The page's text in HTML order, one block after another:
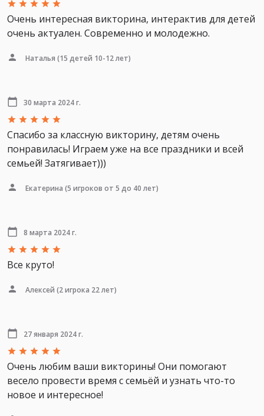
Очень интересная викторина, интерактив для детей
очень актуален. Современно и молодежно.
Наталья (15 детей 10-12 лет)
30 марта 2024 г.
Спасибо за классную викторину, детям очень
понравилась! Играем уже на все праздники и всей
семьей! Затягивает)))
Екатерина (5 игроков от 5 до 40 лет)
8 марта 2024 г.
Все круто!
Алексей (2 игрока 22 лет)
27 января 2024 г.
Очень любим ваши викторины! Они помогают
весело провести время с семьёй и узнать что-то
новое и интересное!